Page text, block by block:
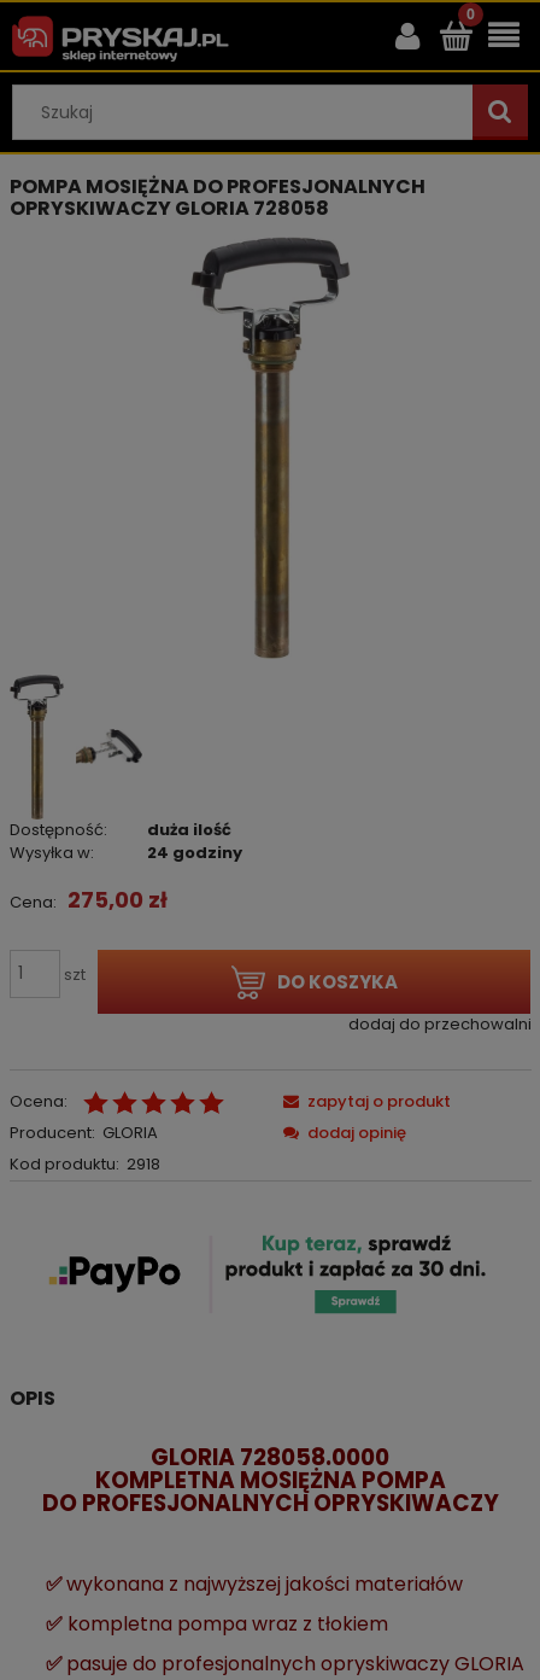
POMPA MOSIĘŻNA DO PROFESJONALNYCH
OPRYSKIWACZY GLORIA 728058
Dostępność:
duża ilość
Wysyłka w:
24 godziny
Cena: 275,00 zł
szt DO KOSZYKA
dodaj do przechowalni
Ocena:
Producent: GLORIA
Kod produktu: 2918
zapytaj o produkt
dodaj opinię
OPIS
GLORIA 728058.0000
KOMPLETNA MOSIĘŻNA POMPA
DO PROFESJONALNYCH OPRYSKIWACZY
✅wykonana z najwyższej jakości materiałów
✅kompletna pompa wraz z tłokiem
✅pasuje do profesjonalnych opryskiwaczy GLORIA